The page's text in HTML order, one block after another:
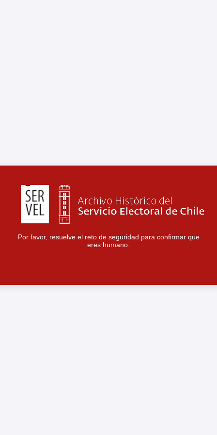
Por favor, resuelve el reto de seguridad para confirmar que
eres humano.